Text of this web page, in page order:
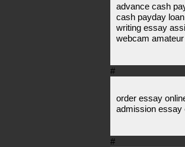
advance cash
cash payday
writing essay
webcam
#
order essay
admission essay
#